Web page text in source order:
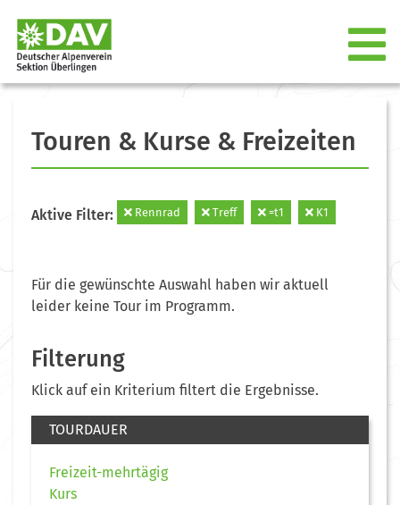
Touren & Kurse & Freizeiten
Aktive Filter: Rennrad Treff =t1 K1
Für die gewünschte Auswahl haben wir aktuell
leider keine Tour im Programm.
Filterung
Klick auf ein Kriterium filtert die Ergebnisse.
TOURDAUER
Freizeit-mehrtägig
Kurs